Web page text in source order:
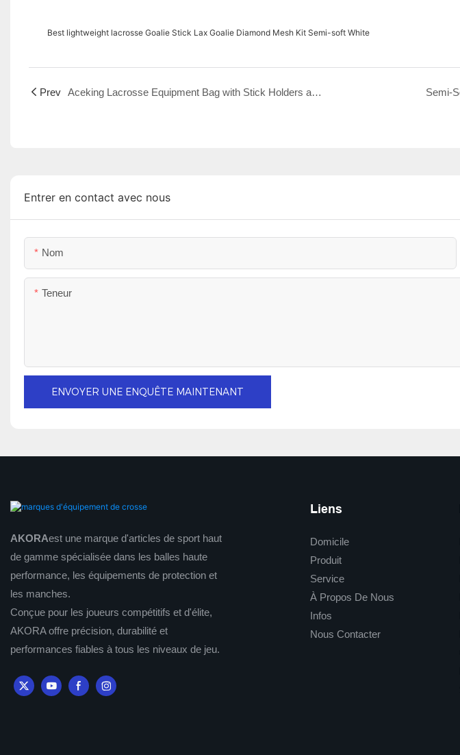
Best lightweight lacrosse Goalie Stick Lax Goalie Diamond Mesh Kit Semi-soft White
Prev Aceking Lacrosse Equipment Bag with Stick Holders and Large Storage Compartment – Ideal for Players and Coaches Semi-
Entrer en contact avec nous
Nom
Teneur
ENVOYER UNE ENQUÊTE MAINTENANT
AKORAest une marque d'articles de sport haut
de gamme spécialisée dans les balles haute
performance, les équipements de protection et
les manches.
Conçue pour les joueurs compétitifs et d'élite,
AKORA offre précision, durabilité et
performances fiables à tous les niveaux de jeu.
Liens
Domicile
Produit
Service
À Propos De Nous
Infos
Nous Contacter